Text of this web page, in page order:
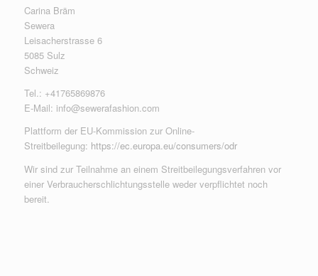
Carina Bräm
Sewera
Leisacherstrasse 6
5085 Sulz
Schweiz
Tel.: +41765869876
E-Mail: info@sewerafashion.com
Plattform der EU-Kommission zur Online-
Streitbeilegung: https://ec.europa.eu/consumers/odr
Wir sind zur Teilnahme an einem Streitbeilegungsverfahren vor
einer Verbraucherschlichtungsstelle weder verpflichtet noch
bereit.